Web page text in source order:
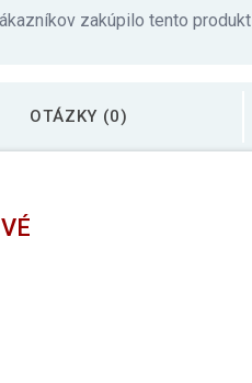
zakúpilo tento produkt
OTÁZKY (0)